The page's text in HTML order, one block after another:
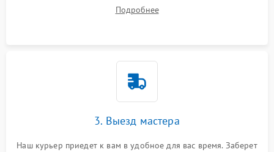
Подробнее
3. Выезд мастера
Наш курьер приедет к вам в удобное для вас время. Заберет